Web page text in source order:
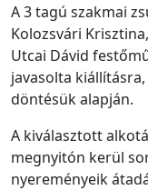
A 3 tagú szakmai
Kolozsvári
Utcai Dávid
javasolta
döntésük alapján.
A kiválasztott
megnyitón kerül
nyereményeik